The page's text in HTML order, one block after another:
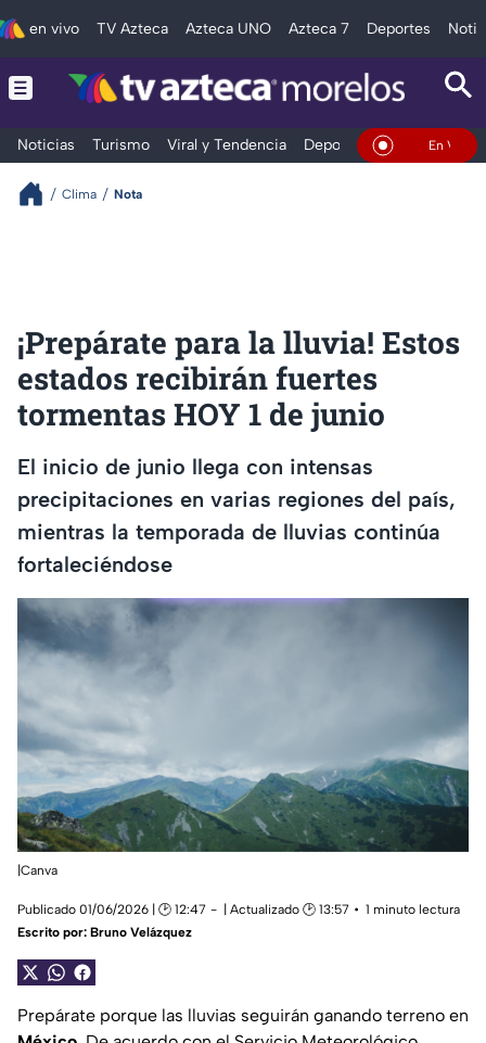
en vivo TV Azteca Azteca UNO Azteca 7 Deportes
Noticias Turismo Viral y Tendencia Deportes Espectáculos
En Vivo
Clima Nota
¡Prepárate para la lluvia! Estos
estados recibirán fuertes
tormentas HOY 1 de junio
El inicio de junio llega con intensas
precipitaciones en varias regiones del país,
mientras la temporada de lluvias continúa
fortaleciéndose
|Canva
Publicado 01/06/2026 | 🕑 12:47 | Actualizado 🕑 13:57
1 minuto lectura
Escrito por: Bruno Velázquez
Prepárate porque las lluvias seguirán ganando terreno en